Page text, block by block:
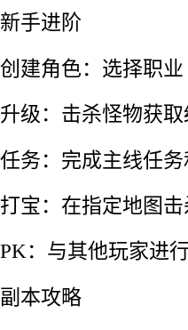
新手进阶
创建角色：选择职
升级：击杀怪物获
任务：完成主线任
打宝：在指定地图
PK：与其他玩家进
副本攻略